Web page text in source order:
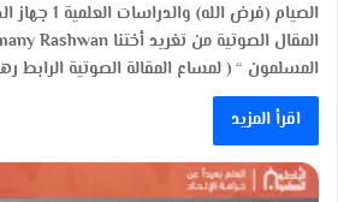
الصيام (فرض
المسلمون “ ( لمساع المقالة الصوتية
اقرأ المزيد